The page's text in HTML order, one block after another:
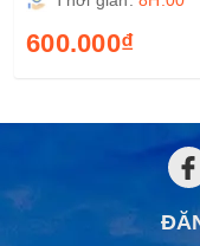
3.590.000₫